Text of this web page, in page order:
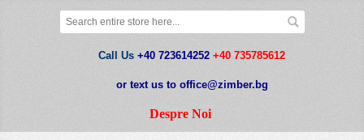
Call Us +40 723614252 +40 735785612
or text us to office@zimber.bg
Despre Noi